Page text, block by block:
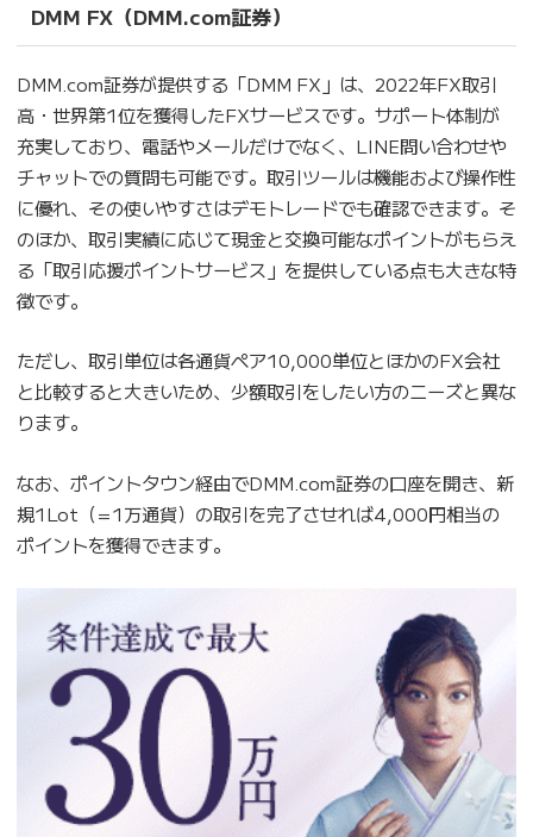
DMM FX（DMM.com証券）
DMM.com証券が提供する「DMM FX」は、2022年FX取引
高・世界第1位を獲得したFXサービスです。サポート体制が
充実しており、電話やメールだけでなく、LINE問い合わせや
チャットでの質問も可能です。取引ツールは機能および操作性
に優れ、その使いやすさはデモトレードでも確認できます。そ
のほか、取引実績に応じて現金と交換可能なポイントがもらえ
る「取引応援ポイントサービス」を提供している点も大きな特
徴です。
ただし、取引単位は各通貨ペア10,000単位とほかのFX会社
と比較すると大きいため、少額取引をしたい方のニーズと異な
ります。
なお、ポイントタウン経由でDMM.com証券の口座を開き、新
規1Lot（=1万通貨）の取引を完了させれば4,000円相当の
ポイントを獲得できます。